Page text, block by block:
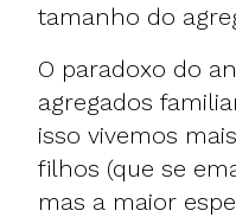
tamanho do
O paradoxo do
agregados
isso vivemos
filhos (que se
mas a maior